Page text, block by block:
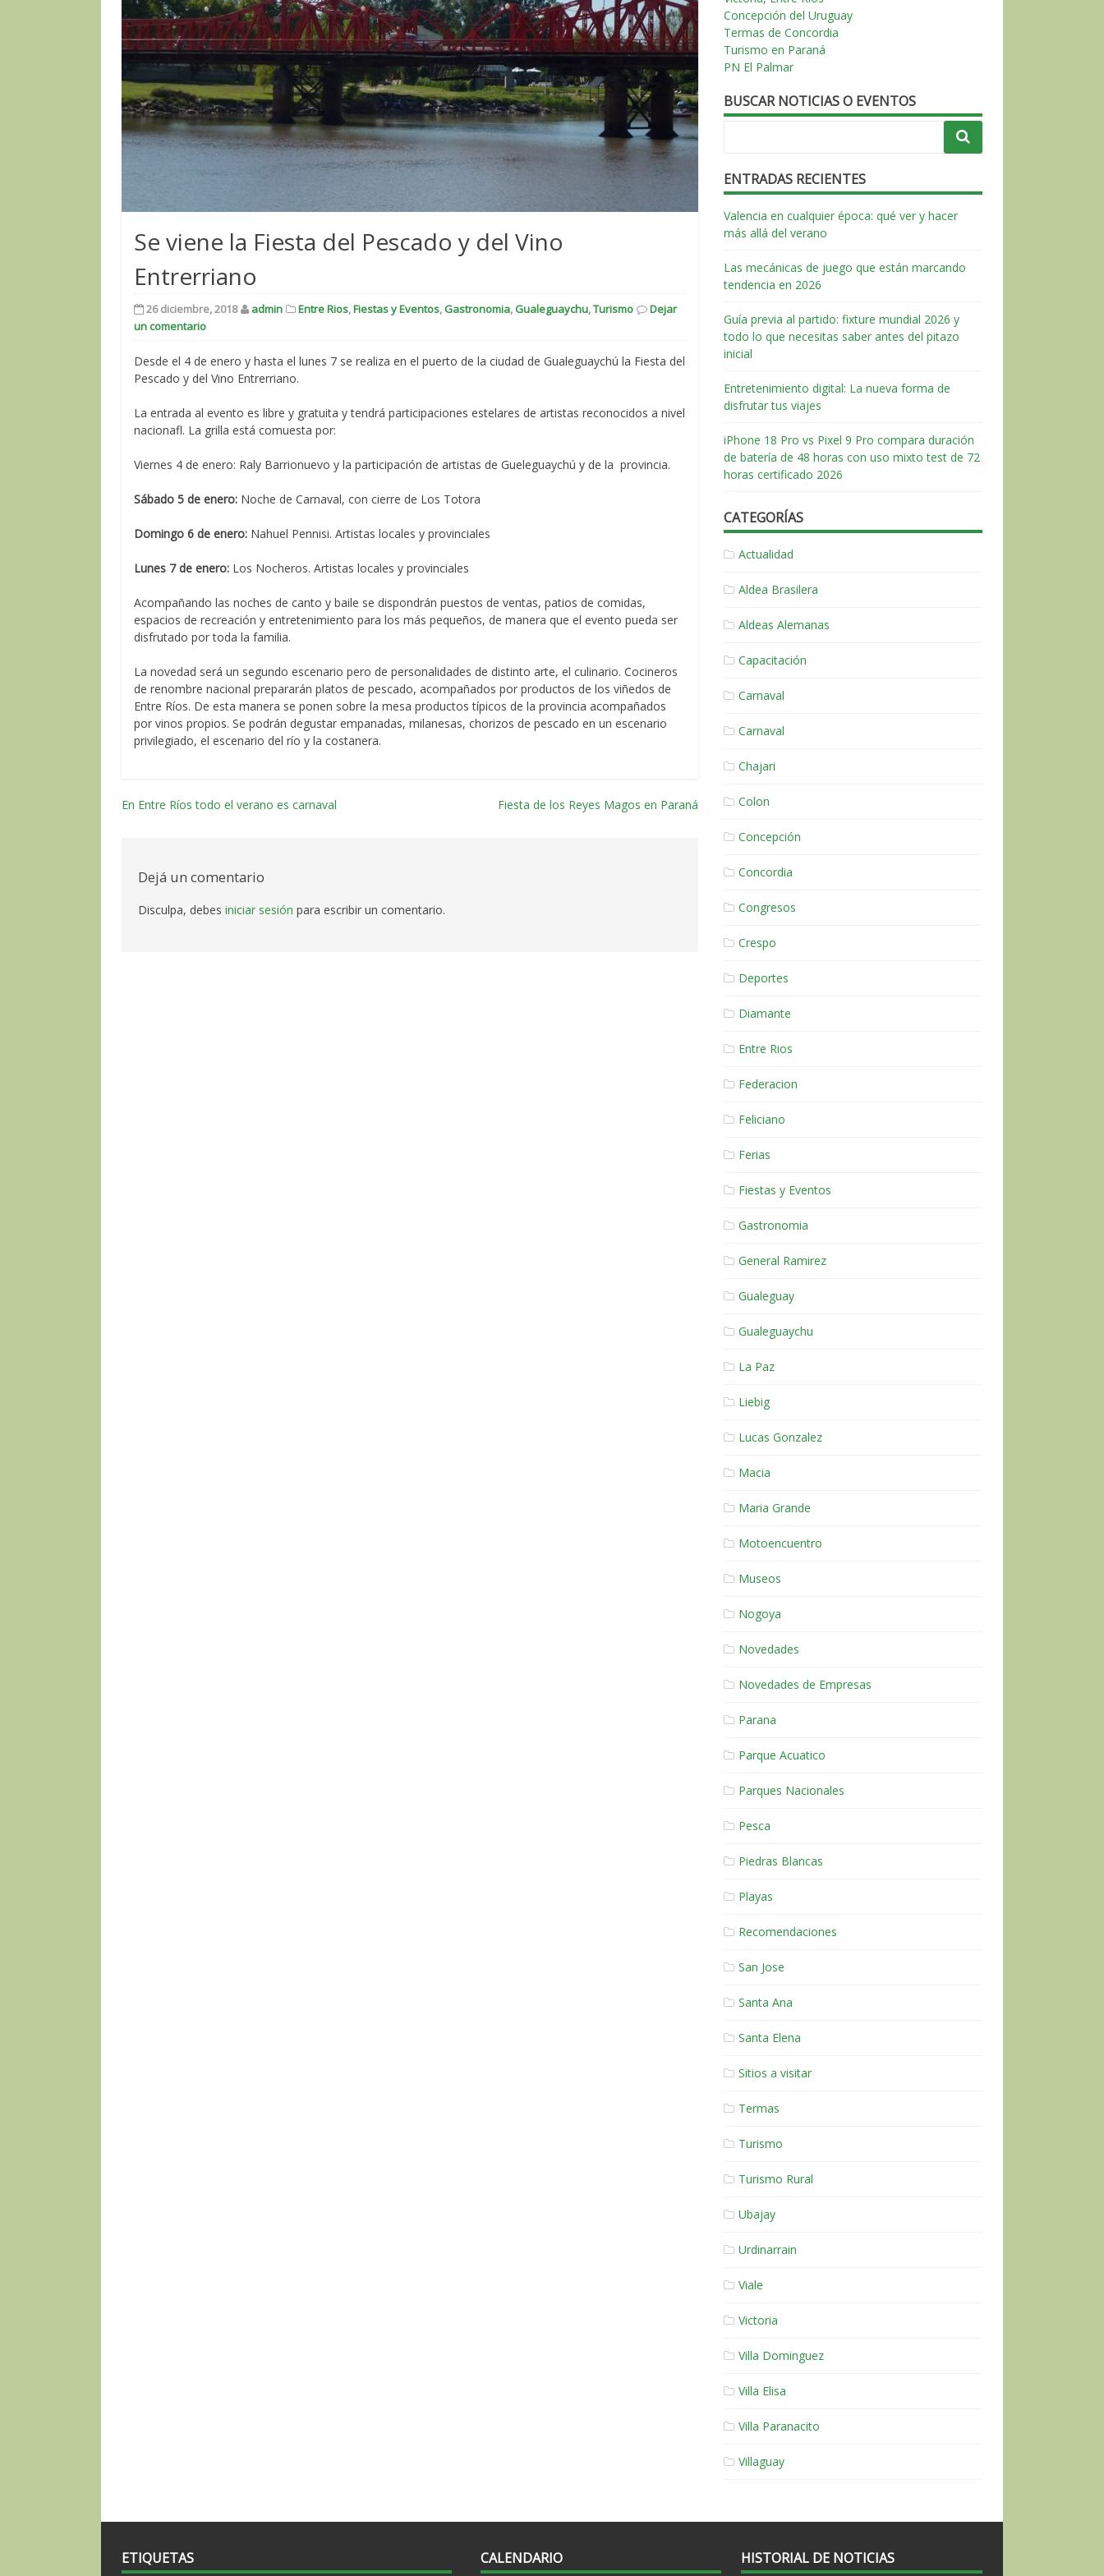
Se viene la Fiesta del Pescado y del Vino
Entrerriano
26 diciembre, 2018 admin Entre Rios,Fiestas y Eventos, Gastronomia, Gualeguaychu,Turismo
Dejar
un comentario
Desde el 4 de enero y hasta el lunes 7 se realiza en el puerto de la ciudad de Gualeguaychú la Fiesta del
Pescado y del Vino Entrerriano.
La entrada al evento es libre y gratuita y tendrá participaciones estelares de artistas reconocidos a nivel
nacionafl. La grilla está comuesta por:
Viernes 4 de enero: Raly Barrionuevo y la participación de artistas de Gueleguaychú y de la provincia.
Sábado 5 de enero: Noche de Carnaval, con cierre de Los Totora
Domingo 6 de enero: Nahuel Pennisi. Artistas locales y provinciales
Lunes 7 de enero: Los Nocheros. Artistas locales y provinciales
Acompañando las noches de canto y baile se dispondrán puestos de ventas, patios de comidas,
espacios de recreación y entretenimiento para los más pequeños, de manera que el evento pueda ser
disfrutado por toda la familia.
La novedad será un segundo escenario pero de personalidades de distinto arte, el culinario. Cocineros
de renombre nacional prepararán platos de pescado, acompañados por productos de los viñedos de
Entre Ríos. De esta manera se ponen sobre la mesa productos típicos de la provincia acompañados
por vinos propios. Se podrán degustar empanadas, milanesas, chorizos de pescado en un escenario
privilegiado, el escenario del río y la costanera.
las
En Entre Ríos todo el verano es carnaval Fiesta de los Reyes Magos en Paraná
Dejá un comentario
Disculpa, debesiniciar sesión para escribir un comentario.
Concepción del Uruguay
Termas de Concordia
Turismo en Paraná
PN El Palmar
BUSCAR NOTICIAS O EVENTOS
ENTRADAS RECIENTES
Valencia en cualquier época: qué ver y hacer
más allá del verano
Las mecánicas de juego que están marcando
tendencia en 2026
Guía previa al partido: fixture mundial 2026 y
todo lo que necesitas saber antes del pitazo
inicial
Entretenimiento digital: La nueva forma de
disfrutar tus viajes
iPhone 18 Pro vs Pixel 9 Pro compara duración
de batería de 48 horas con uso mixto test de 72
horas certificado 2026
CATEGORÍAS
Actualidad
Aldea Brasilera
Aldeas Alemanas
Capacitación
Carnaval
Carnaval
Chajari
Colon
Concepción
Concordia
Congresos
Crespo
Deportes
Diamante
Entre Rios
Federacion
Feliciano
Ferias
Fiestas y Eventos
Gastronomia
General Ramirez
Gualeguay
Gualeguaychu
La Paz
Liebig
Lucas Gonzalez
Macia
Maria Grande
Motoencuentro
Museos
Nogoya
Novedades
Novedades de Empresas
Parana
Parque Acuatico
Parques Nacionales
Pesca
Piedras Blancas
Playas
Recomendaciones
San Jose
Santa Ana
Santa Elena
Sitios a visitar
Termas
Turismo
Turismo Rural
Ubajay
Urdinarrain
Viale
Victoria
Villa Dominguez
Villa Elisa
Villa Paranacito
Villaguay
ETIQUETAS CALENDARIO HISTORIAL DE NOTICIAS